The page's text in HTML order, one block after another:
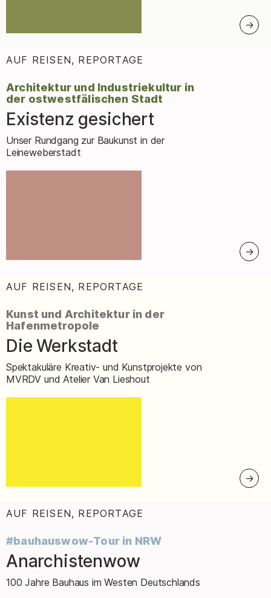
AUF REISEN, REPORTAGE
Architektur und Industriekultur in
der ostwestfälischen Stadt
–
Existenz gesichert
Unser Rundgang zur Baukunst in der
Leineweberstadt
AUF REISEN, REPORTAGE
Kunst und Architektur in der
Hafenmetropole
–
Die Werkstadt
Spektakuläre Kreativ- und Kunstprojekte von
MVRDV und Atelier Van Lieshout
AUF REISEN, REPORTAGE
#bauhauswow-Tour in NRW
–
Anarchistenwow
100 Jahre Bauhaus im Westen Deutschlands